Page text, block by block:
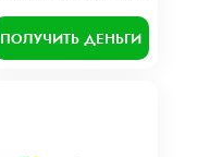
ПОЛУЧИТЬ ДЕНЬГИ